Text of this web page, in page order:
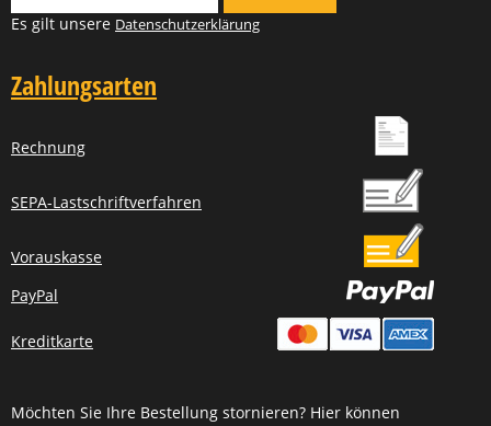
Es gilt unsere Datenschutzerklärung
Zahlungsarten
Rechnung
SEPA-Lastschriftverfahren
Vorauskasse
PayPal
Kreditkarte
Möchten Sie Ihre Bestellung stornieren? Hier können